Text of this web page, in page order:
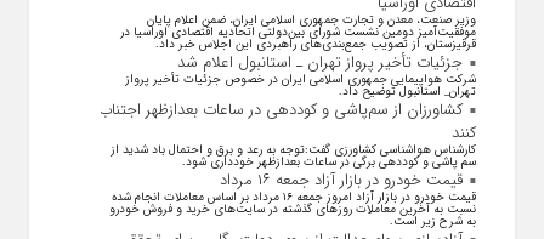
وزیر صنعت، معدن و تجارت جمهوری اسلامی ایران، ضمن اعلام پایان
موفقیت‌آمیز دومین نشست شورای بین‌دولتی اتحادیه اقتصادی اوراسیا در
قرقیزستان، از تصویب جمع‌بندی‌های راهبردی این اجلاس خبر داد.
جزئیات تأخیر پرواز تهران ـ استانبول اعلام شد
شرکت هواپیمایی جمهوری اسلامی ایران در خصوص جزئیات تأخیر پرواز
تهران_ استانبول توضیح داد.
کشاورزان از سم‌پاشی و کوددهی در ساعات بعدازظهر اجتناب
کنند
کارشناس هواشناسی کشاورزی گفت:توجه به رعد و برق و احتمال باد شدید از
سم پاشی و کوددهی برگی در ساعات بعدازظهر خودداری شود.
قیمت خودرو در بازار آزاد جمعه ۱۶ مرداد
قیمت خودرو در بازار آزاد امروز جمعه ۱۶ مرداد بر اساس معاملات انجام شده
نسبت به آخرین معاملات روز‌های گذشته در سایت‌های خرید و فروش خودرو
به شرح زیر است.